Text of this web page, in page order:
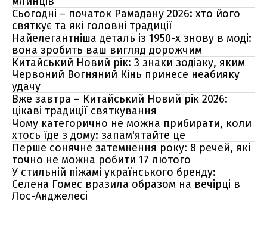
Сьогодні – початок Рамадану 2026: хто його
святкує та які головні традиції
Найелегантніша деталь із 1950-х знову в моді:
вона зробить ваш вигляд дорожчим
Китайський Новий рік: 3 знаки зодіаку, яким
Червоний Вогняний Кінь принесе неабияку
удачу
Вже завтра – Китайський Новий рік 2026:
цікаві традиції святкування
Чому категорично не можна прибирати, коли
хтось їде з дому: запам'ятайте це
Перше сонячне затемнення року: 8 речей, які
точно не можна робити 17 лютого
У стильній піжамі українського бренду:
Селена Гомес вразила образом на вечірці в
Лос-Анджелесі